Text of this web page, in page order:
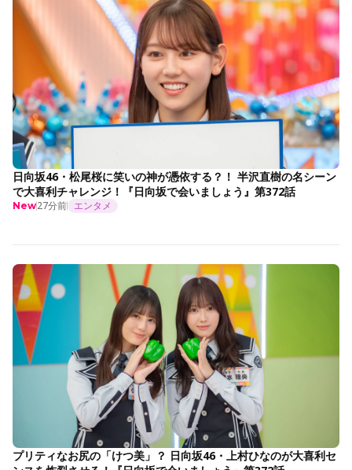
日向坂46・松尾桜に笑いの神が憑依する？！ 半沢直樹の名シーン
で大喜利チャレンジ！『日向坂で会いましょう』第372話
New27分前 エンタメ
プリティなお尻の「けつ美」？ 日向坂46・上村ひなのが大喜利セ